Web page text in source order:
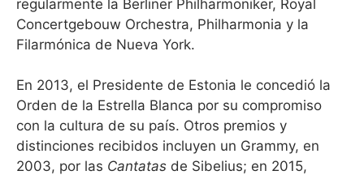
regularmente la Berliner Philharmoniker, Royal
Concertgebouw Orchestra, Philharmonia y la
Filarmónica de Nueva York.
En 2013, el Presidente de Estonia le concedió la
Orden de la Estrella Blanca por su compromiso
con la cultura de su país. Otros premios y
distinciones recibidos incluyen un Grammy, en
2003, por las Cantatas de Sibelius; en 2015,